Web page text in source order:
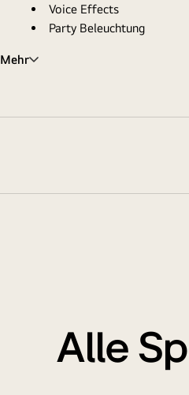
Voice Effects
Party Beleuchtung
Mehr
Alle